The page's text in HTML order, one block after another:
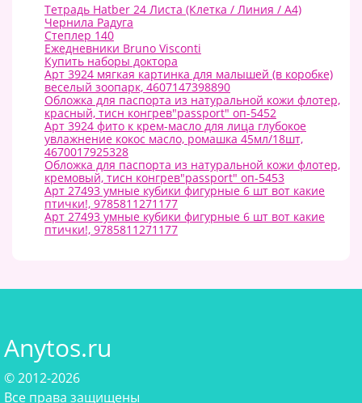
Тетрадь Hatber 24 Листа (Клетка / Линия / А4)
Чернила Радуга
Степлер 140
Ежедневники Bruno Visconti
Купить наборы доктора
Арт 3924 мягкая картинка для малышей (в коробке)
веселый зоопарк, 4607147398890
Обложка для паспорта из натуральной кожи флотер,
красный, тисн конгрев"passport" оп-5452
Арт 3924 фито к крем-масло для лица глубокое
увлажнение кокос масло, ромашка 45мл/18шт,
4670017925328
Обложка для паспорта из натуральной кожи флотер,
кремовый, тисн конгрев"passport" оп-5453
Арт 27493 умные кубики фигурные 6 шт вот какие
птички!, 9785811271177
Арт 27493 умные кубики фигурные 6 шт вот какие
птички!, 9785811271177
Anytos.ru
© 2012-2026
Все права защищены